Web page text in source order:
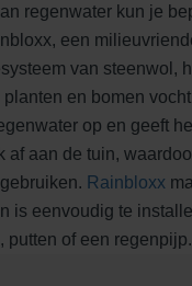
regenwater kun je
een
van steenwol,
en bomen
op en geeft
af aan de tuin,
Rainbloxx
is eenvoudig te
putten of een regenpijp.